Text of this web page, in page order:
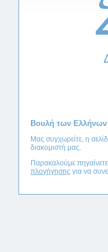
Βουλή των Ελλήνων
Μας συγχωρείτε, η
διακομιστή μας.
Παρακαλούμε
πλογήγησης για να